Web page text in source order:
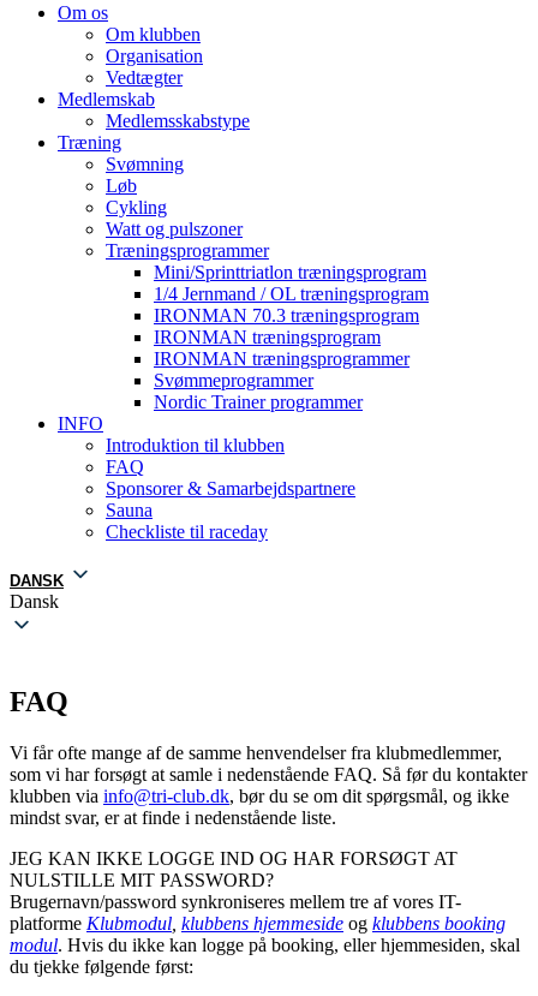
Om os
Om klubben
Organisation
Vedtægter
Medlemskab
Medlemsskabstype
Træning
Svømning
Løb
Cykling
Watt og pulszoner
Træningsprogrammer
Mini/Sprinttriatlon træningsprogram
1/4 Jernmand / OL træningsprogram
IRONMAN 70.3 træningsprogram
IRONMAN træningsprogram
IRONMAN træningsprogrammer
Svømmeprogrammer
Nordic Trainer programmer
INFO
Introduktion til klubben
FAQ
Sponsorer & Samarbejdspartnere
Sauna
Checkliste til raceday
DANSK
Dansk
FAQ
Vi får ofte mange af de samme henvendelser fra klubmedlemmer,
som vi har forsøgt at samle i nedenstående FAQ. Så før du kontakter
klubben via info@tri-club.dk, bør du se om dit spørgsmål, og ikke
mindst svar, er at finde i nedenstående liste.
JEG KAN IKKE LOGGE IND OG HAR FORSØGT AT
NULSTILLE MIT PASSWORD?
Brugernavn/password synkroniseres mellem tre af vores IT-
platforme Klubmodul klubbens hjemmeside og klubbens booking
modul. Hvis du ikke kan logge på booking, eller hjemmesiden, skal
du tjekke følgende først: